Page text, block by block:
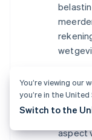
nexus-
aspect
You’re viewing our
you’re in the United
Switch to the